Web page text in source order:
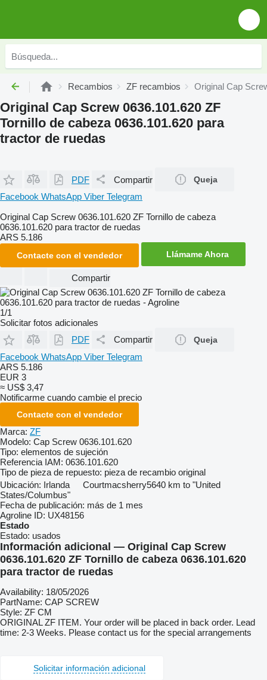
Recambios ZF recambios Original Cap
Original Cap Screw 0636.101.620 ZF
Tornillo de cabeza 0636.101.620 para
tractor de ruedas
PDF Compartir Queja
Facebook WhatsApp Viber Telegram
Original Cap Screw 0636.101.620 ZF Tornillo de cabeza
0636.101.620 para tractor de ruedas
ARS 5.186
Contacte con el vendedor Llámame Ahora
Compartir
1/1
Solicitar fotos adicionales
PDF
Compartir Queja
Facebook WhatsApp Viber Telegram
ARS 5.186
EUR 3
≈ US$ 3,47
Notificarme cuando cambie el precio
Contacte con el vendedor
Marca: ZF
Modelo: Cap Screw 0636.101.620
Tipo: elementos de sujeción
Referencia IAM: 0636.101.620
Tipo de pieza de repuesto: pieza de recambio original
Ubicación: Irlanda Courtmacsherry5640 km to "United
States/Columbus"
Fecha de publicación: más de 1 mes
Agroline ID: UX48156
Estado
Estado: usados
Información adicional — Original Cap Screw
0636.101.620 ZF Tornillo de cabeza 0636.101.620
para tractor de ruedas
Availability: 18/05/2026
PartName: CAP SCREW
Style: ZF CM
ORIGINAL ZF ITEM. Your order will be placed in back order. Lead
time: 2-3 Weeks. Please contact us for the special arrangements
Solicitar información adicional